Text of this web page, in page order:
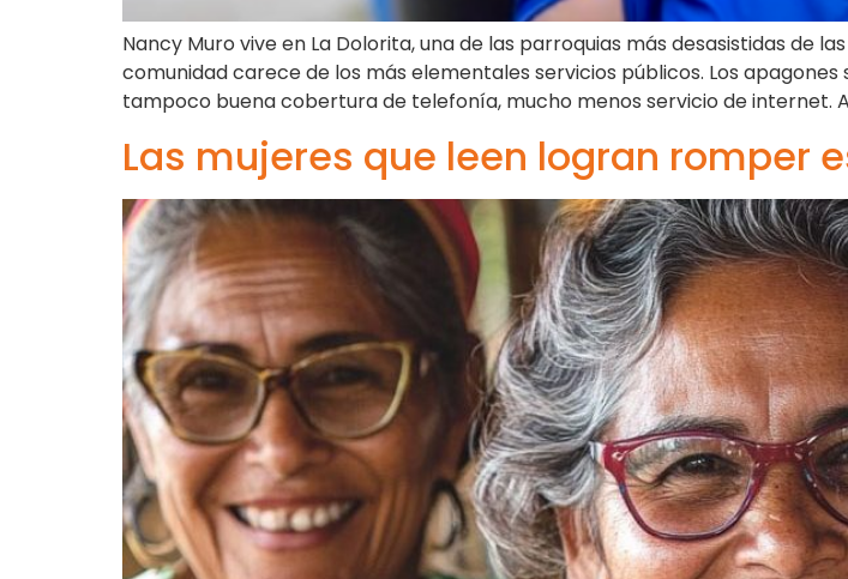
Nancy Muro vive en La Dolorita, una de las parroquias más desasistidas de
comunidad carece de los más elementales servicios públicos. Los
tampoco buena cobertura de telefonía, mucho menos servicio de internet.
Las mujeres que leen logran romper